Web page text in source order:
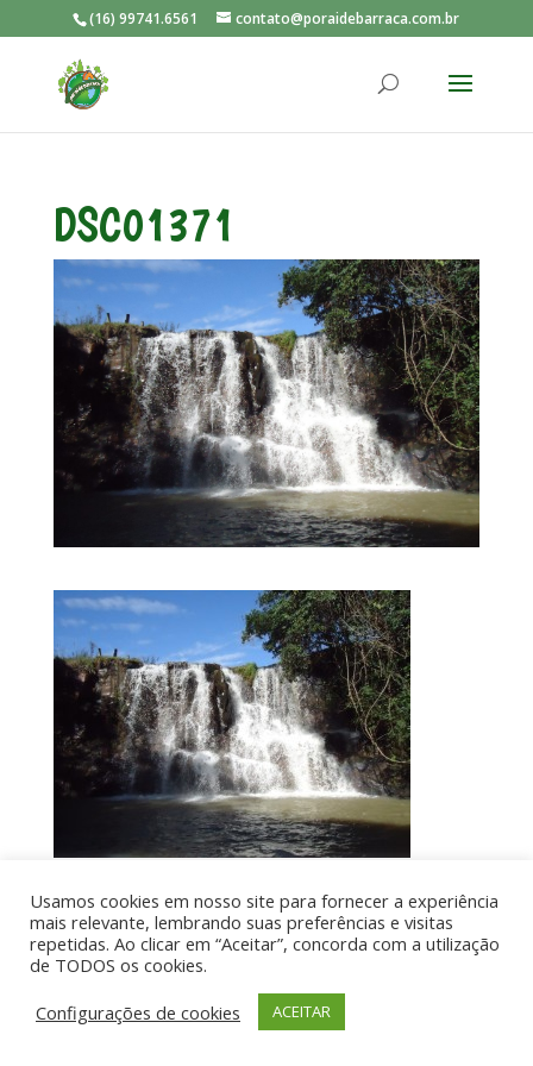
(16) 99741.6561 contato@poraidebarraca.com.br
DSC01371
Por aí de Barraca - direitos reservados - Desenvolvido
Usamos cookies em nosso site para fornecer a experiência
mais relevante, lembrando suas preferências e visitas
repetidas. Ao clicar em “Aceitar”, concorda com a utilização
de TODOS os cookies.
Configurações de cookies
ACEITAR